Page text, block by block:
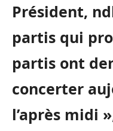
Président,
partis qui
partis ont
concerter
l’après midi »